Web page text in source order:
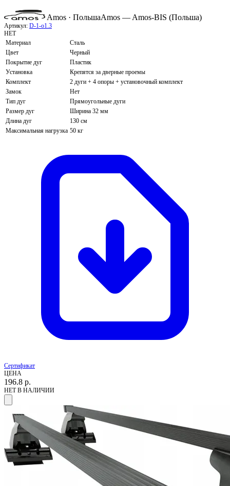
Amos · ПольшаAmos — Amos-BIS (Польша)
Артикул: D-1-o1.3
НЕТ
Материал
Сталь
Цвет
Черный
Покрытие дуг
Пластик
Установка
Крепятся за дверные проемы
Комплект
2 дуги + 4 опоры + установочный комплект
Замок
Нет
Тип дуг
Прямоугольные дуги
Размер дуг
Ширина 32 мм
Длина дуг
130 см
Максимальная нагрузка 50 кг
Сертификат
ЦЕНА
196.8 р.
НЕТ В НАЛИЧИИ